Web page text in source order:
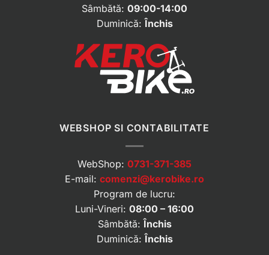
Sâmbătă: 09:00-14:00
Duminică:Închis
WEBSHOP SI CONTABILITATE
WebShop: 0731-371-385
E-mail: comenzi@kerobike.ro
Program de lucru:
Luni-Vineri: 08:00 – 16:00
Sâmbătă:Închis
Duminică:Închis